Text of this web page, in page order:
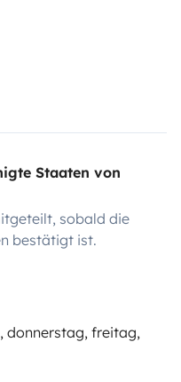
Staaten von
sobald die
bestätigt ist.
donnerstag, freitag,